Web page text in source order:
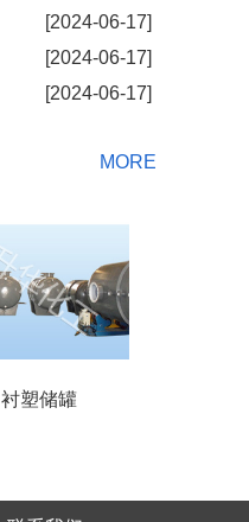
[2024-06-17]
[2024-06-17]
[2024-06-17]
MORE
衬塑储罐